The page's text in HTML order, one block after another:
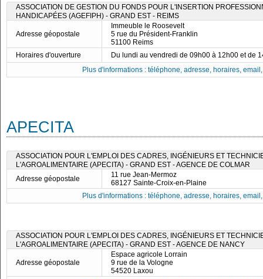
ASSOCIATION DE GESTION DU FONDS POUR L'INSERTION
HANDICAPÉES (AGEFIPH) - GRAND EST - REIMS
Adresse géopostale
Immeuble le Roosevelt
5 rue du Président-Franklin
51100 Reims
Horaires d'ouverture
Du lundi au vendredi de 09h00 à 12h00 et de
Plus d'informations : téléphone, adresse, horaires,
APECITA
ASSOCIATION POUR L'EMPLOI DES CADRES, INGÉNIEURS ET
L'AGROALIMENTAIRE (APECITA) - GRAND EST - AGENCE DE COLMAR
Adresse géopostale
11 rue Jean-Mermoz
68127 Sainte-Croix-en-Plaine
Plus d'informations : téléphone, adresse, horaires,
ASSOCIATION POUR L'EMPLOI DES CADRES, INGÉNIEURS ET
L'AGROALIMENTAIRE (APECITA) - GRAND EST - AGENCE DE NANCY
Adresse géopostale
Espace agricole Lorrain
9 rue de la Vologne
54520 Laxou